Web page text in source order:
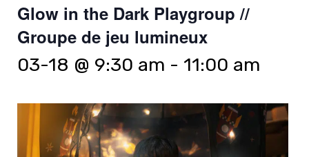
Glow in the Dark Playgroup //
Groupe de jeu lumineux
03-18 @ 9:30 am - 11:00 am